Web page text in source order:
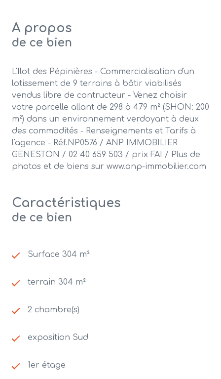
A propos
de ce bien
L'Ilot des Pépinières - Commercialisation d'un
lotissement de 9 terrains à bâtir viabilisés
vendus libre de contructeur - Venez choisir
votre parcelle allant de 298 à 479 m² (SHON: 200
m²) dans un environnement verdoyant à deux
des commodités - Renseignements et Tarifs à
l'agence - Réf.NP0576 / ANP IMMOBILIER
GENESTON / 02 40 659 503 / prix FAI / Plus de
photos et de biens sur www.anp-immobilier.com
Caractéristiques
de ce bien
Surface 304 m²
terrain 304 m²
2 chambre(s)
exposition Sud
1er étage